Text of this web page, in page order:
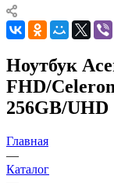
Ноутбук
FHD/
256GB/UHD
Главная
—
Каталог